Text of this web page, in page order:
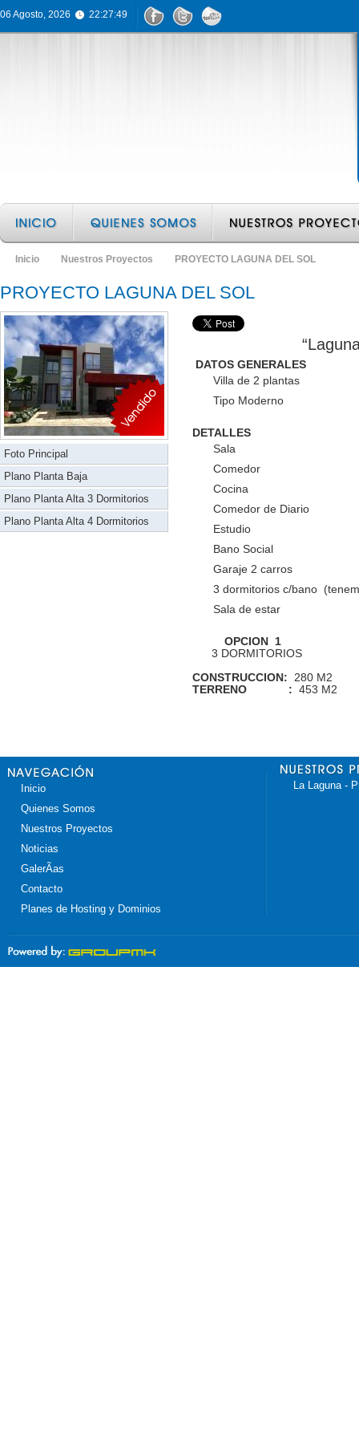
06 Agosto, 2026 22:27:49
Inicio Nuestros Proyectos PROYECTO LAGUNA DEL SOL
PROYECTO LAGUNA DEL SOL
Foto Principal
Plano Planta Baja
Plano Planta Alta 3 Dormitorios
Plano Planta Alta 4 Dormitorios
DATOS GENERALES
Villa de 2 plantas
Tipo Moderno
DETALLES
Sala
Comedor
Cocina
Comedor de Diario
Estudio
Bano Social
Garaje 2 carros
3 dormitorios c/bano
Sala de estar
OPCION 1
3 DORMITORIOS
CONSTRUCCION: 280
TERRENO : 453
Inicio
Quienes Somos
Nuestros Proyectos
Noticias
GalerÃ­as
Contacto
Planes de Hosting y Dominios
La Laguna -